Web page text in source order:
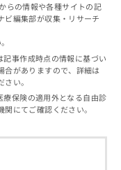
らの情報や各種サイトの記
ビ編集部が収集・リサーチ
事作成時点の情報に基づい
合がありますので、詳細は
い。
保険の適用外となる自由診
にてご確認ください。